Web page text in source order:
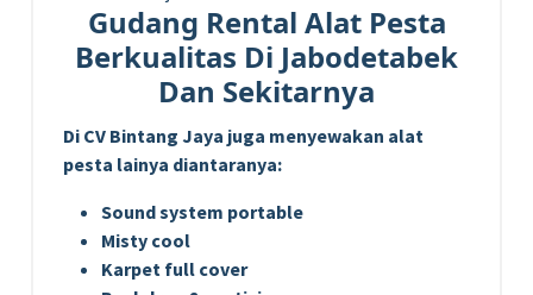
Gudang Rental Alat Pesta
Berkualitas Di Jabodetabek
Dan Sekitarnya
Di CV Bintang Jaya juga menyewakan alat
pesta lainya diantaranya:
Sound system portable
Misty cool
Karpet full cover